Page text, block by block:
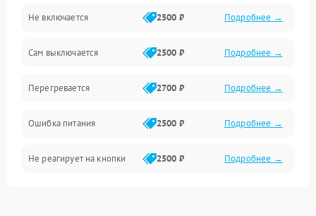
Не включается 2500 ₽ Подробнее →
Сам выключается 2500 ₽ Подробнее →
Перегревается 2700 ₽ Подробнее →
Ошибка питания 2500 ₽ Подробнее →
Не реагирует на кнопки 2500 ₽ Подробнее →